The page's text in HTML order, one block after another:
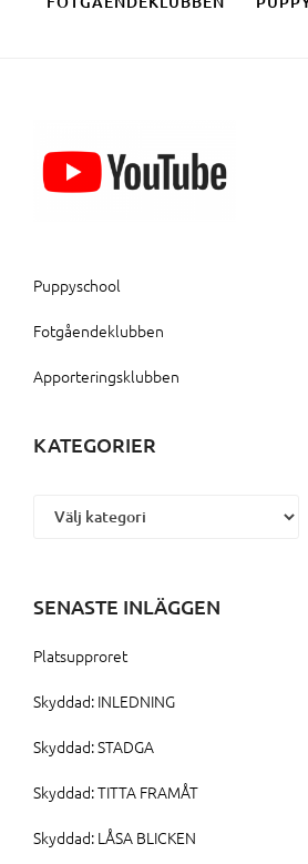
Puppyschool
Fotgåendeklubben
Apporteringsklubben
KATEGORIER
SENASTE INLÄGGEN
Platsupproret
Skyddad: INLEDNING
Skyddad: STADGA
Skyddad: TITTA FRAMÅT
Skyddad: LÅSA BLICKEN